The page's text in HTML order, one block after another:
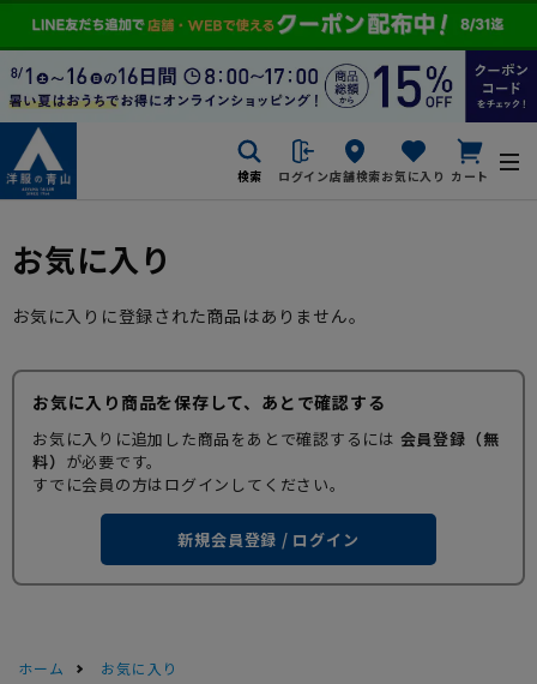
検索 ログイン店舗検索お気に入り カート
お気に入り
お気に入りに登録された商品はありません。
お気に入り商品を保存して、あとで確認する
お気に入りに追加した商品をあとで確認するには 会員登録（無
料） が必要です。
すでに会員の方はログインしてください。
新規会員登録 / ログイン
ホーム お気に入り